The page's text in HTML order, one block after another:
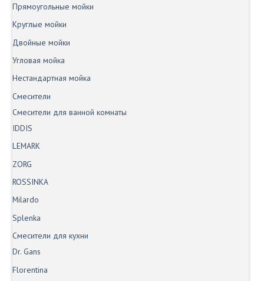
Прямоугольные мойки
Круглые мойки
Двойные мойки
Угловая мойка
Нестандартная мойка
Смесители
Смесители для ванной комнаты
IDDIS
LEMARK
ZORG
ROSSINKA
Milardo
Splenka
Смесители для кухни
Dr. Gans
Florentina